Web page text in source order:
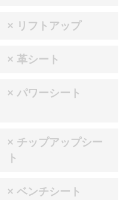
× リフトアップ
× 革シート
× パワーシート
× チップアップシー
ト
× ベンチシート